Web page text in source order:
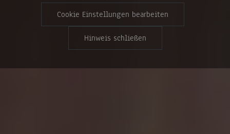
Cookie Einstellungen bearbeiten
Hinweis schließen